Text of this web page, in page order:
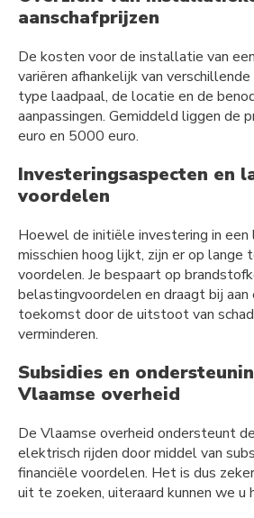
aanschafprijzen
De kosten voor de installatie van
variëren afhankelijk van
type laadpaal, de locatie en de
aanpassingen. Gemiddeld liggen de
euro en 5000 euro.
Investeringsaspecten en
voordelen
Hoewel de initiële investering in
misschien hoog lijkt, zijn er op lange
voordelen. Je bespaart op
belastingvoordelen en draagt bij aan
toekomst door de uitstoot van
verminderen.
Subsidies en
Vlaamse overheid
De Vlaamse overheid ondersteunt
elektrisch rijden door middel van
financiële voordelen. Het is dus
uit te zoeken, uiteraard kunnen we u